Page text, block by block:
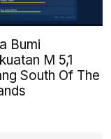
Bumi
M 5,1
South Of The